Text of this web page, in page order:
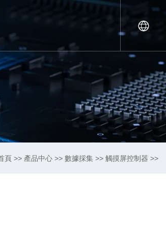
頁 >> 產品中心 >> 數據採集 >> 觸摸屏控制器 >>